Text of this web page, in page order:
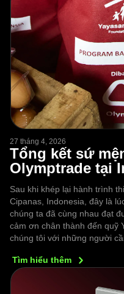
27 tháng 4, 2026
Tổng kết sứ
Olymptrade tại
Sau khi khép lại hành trình
Cipanas, Indonesia, đây là
chúng ta đã cùng nhau đạt
cảm ơn chân thành đến quỹ
chúng tôi với những người
Tìm hiểu thêm